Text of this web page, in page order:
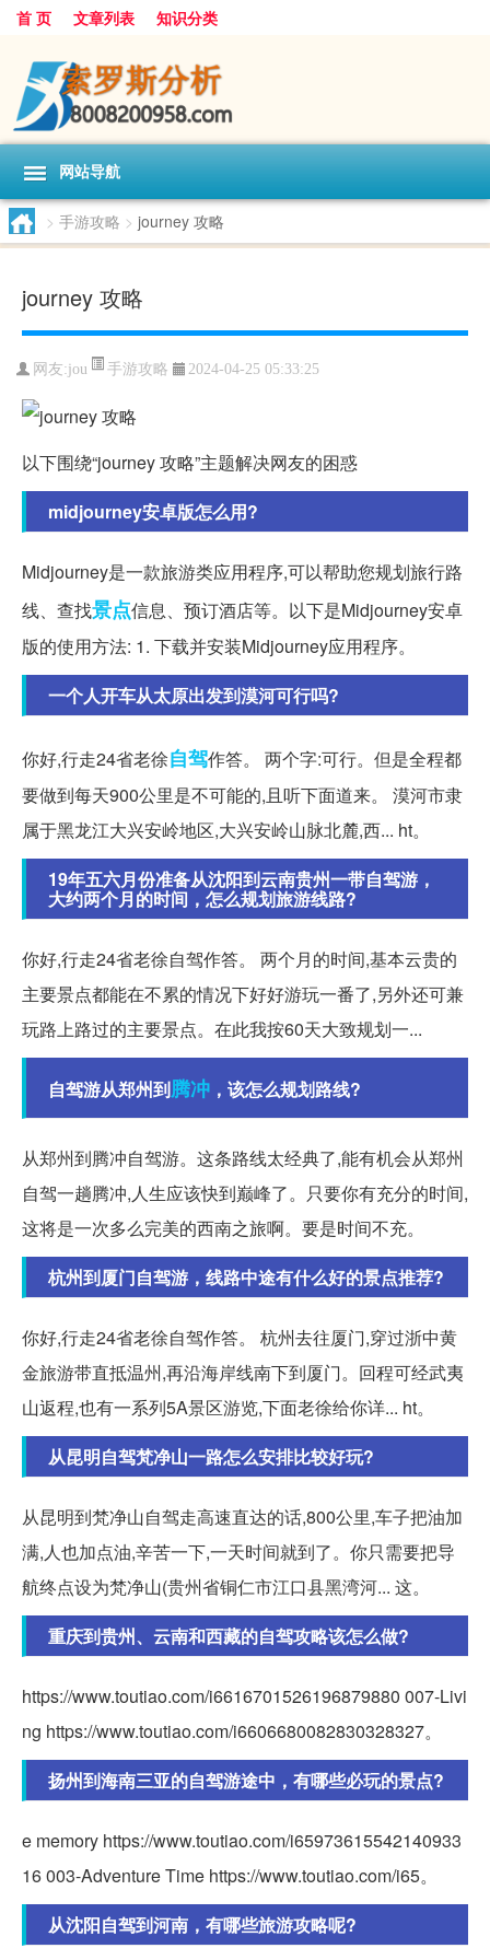
首 页 文章列表 知识分类
网站导航
> 手游攻略 > journey 攻略
journey 攻略
网友:jou 手游攻略 2024-04-25 05:33:25
以下围绕“journey 攻略”主题解决网友的困惑
midjourney安卓版怎么用?
Midjourney是一款旅游类应用程序,可以帮助您规划旅行路
线、查找景点信息、预订酒店等。以下是Midjourney安卓
版的使用方法: 1. 下载并安装Midjourney应用程序。
一个人开车从太原出发到漠河可行吗?
你好,行走24省老徐自驾作答。 两个字:可行。但是全程都
要做到每天900公里是不可能的,且听下面道来。 漠河市隶
属于黑龙江大兴安岭地区,大兴安岭山脉北麓,西... ht。
19年五六月份准备从沈阳到云南贵州一带自驾游，
大约两个月的时间，怎么规划旅游线路?
你好,行走24省老徐自驾作答。 两个月的时间,基本云贵的
主要景点都能在不累的情况下好好游玩一番了,另外还可兼
玩路上路过的主要景点。在此我按60天大致规划一...
自驾游从郑州到腾冲 ，该怎么规划路线?
从郑州到腾冲自驾游。这条路线太经典了,能有机会从郑州
自驾一趟腾冲,人生应该快到巅峰了。只要你有充分的时间,
这将是一次多么完美的西南之旅啊。要是时间不充。
杭州到厦门自驾游，线路中途有什么好的景点推荐?
你好,行走24省老徐自驾作答。 杭州去往厦门,穿过浙中黄
金旅游带直抵温州,再沿海岸线南下到厦门。回程可经武夷
山返程,也有一系列5A景区游览,下面老徐给你详... ht。
从昆明自驾梵净山一路怎么安排比较好玩?
从昆明到梵净山自驾走高速直达的话,800公里,车子把油加
满,人也加点油,辛苦一下,一天时间就到了。你只需要把导
航终点设为梵净山(贵州省铜仁市江口县黑湾河... 这。
重庆到贵州、云南和西藏的自驾攻略该怎么做?
https://www.toutiao.com/i6616701526196879880 007-Livi
ng https://www.toutiao.com/i6606680082830328327。
扬州到海南三亚的自驾游途中，有哪些必玩的景点?
e memory https://www.toutiao.com/i65973615542140933
16 003-Adventure Time https://www.toutiao.com/i65。
从沈阳自驾到河南，有哪些旅游攻略呢?